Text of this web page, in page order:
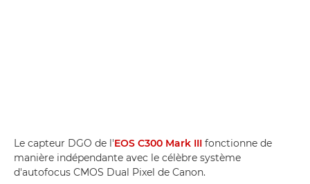
Le capteur DGO de l'EOS C300 Mark III fonctionne de
manière indépendante avec le célèbre système
d'autofocus CMOS Dual Pixel de Canon.